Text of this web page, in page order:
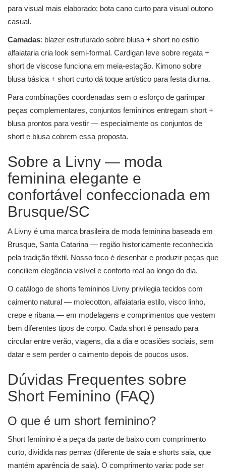
para visual mais elaborado; bota cano curto para visual outono
casual.
Camadas: blazer estruturado sobre blusa + short no estilo
alfaiataria cria look semi-formal. Cardigan leve sobre regata +
short de viscose funciona em meia-estação. Kimono sobre
blusa básica + short curto dá toque artístico para festa diurna.
Para combinações coordenadas sem o esforço de garimpar
peças complementares, conjuntos femininos entregam short +
blusa prontos para vestir — especialmente os conjuntos de
short e blusa cobrem essa proposta.
Sobre a Livny — moda
feminina elegante e
confortável confeccionada em
Brusque/SC
A Livny é uma marca brasileira de moda feminina baseada em
Brusque, Santa Catarina — região historicamente reconhecida
pela tradição têxtil. Nosso foco é desenhar e produzir peças que
conciliem elegância visível e conforto real ao longo do dia.
O catálogo de shorts femininos Livny privilegia tecidos com
caimento natural — molecotton, alfaiataria estilo, visco linho,
crepe e ribana — em modelagens e comprimentos que vestem
bem diferentes tipos de corpo. Cada short é pensado para
circular entre verão, viagens, dia a dia e ocasiões sociais, sem
datar e sem perder o caimento depois de poucos usos.
Dúvidas Frequentes sobre
Short Feminino (FAQ)
O que é um short feminino?
Short feminino é a peça da parte de baixo com comprimento
curto, dividida nas pernas (diferente de saia e shorts saia, que
mantém aparência de saia). O comprimento varia: pode ser